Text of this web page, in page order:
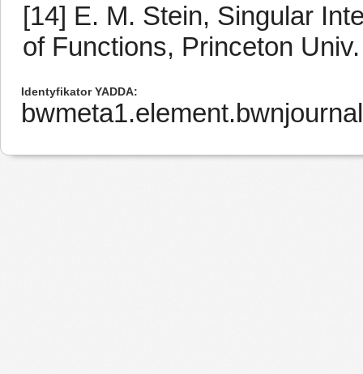
[14] E. M. Stein, Singular
of Functions, Princeton
Identyfikator YADDA